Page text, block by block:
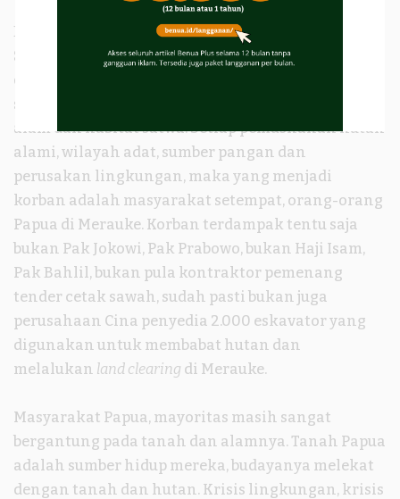
Bahaya ketiga, masalah kerusakan lingkungan.
Sebagian besar pegadaan tanah untuk FE berasal
dari pembukaan hutan dan penebangan kayu
secara massif, yang bersifat destruktif terhadap
alam dan habitat satwa. Setiap pemusnahan hutan
alami, wilayah adat, sumber pangan dan
perusakan lingkungan, maka yang menjadi
korban adalah masyarakat setempat, orang-orang
Papua di Merauke. Korban terdampak tentu saja
bukan Pak Jokowi, Pak Prabowo, bukan Haji Isam,
Pak Bahlil, bukan pula kontraktor pemenang
tender cetak sawah, sudah pasti bukan juga
perusahaan Cina penyedia 2.000 eskavator yang
digunakan untuk membabat hutan dan
melalukan land clearing di Merauke.
Masyarakat Papua, mayoritas masih sangat
bergantung pada tanah dan alamnya. Tanah Papua
adalah sumber hidup mereka, budayanya melekat
dengan tanah dan hutan. Krisis lingkungan, krisis